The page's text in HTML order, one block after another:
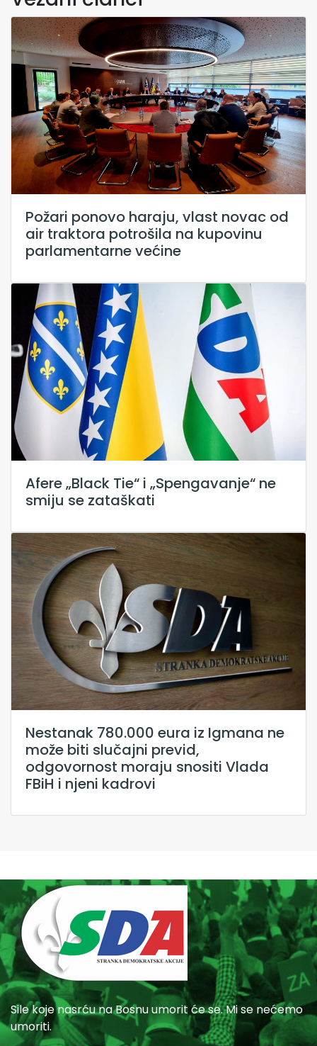
Požari ponovo haraju, vlast novac od
air traktora potrošila na kupovinu
parlamentarne većine
Afere „Black Tie“ i „Spengavanje“ ne
smiju se zataškati
Nestanak 780.000 eura iz Igmana ne
može biti slučajni previd,
odgovornost moraju snositi Vlada
FBiH i njeni kadrovi
Sile koje nasrću na Bosnu umorit će se. Mi se nećemo
umoriti.